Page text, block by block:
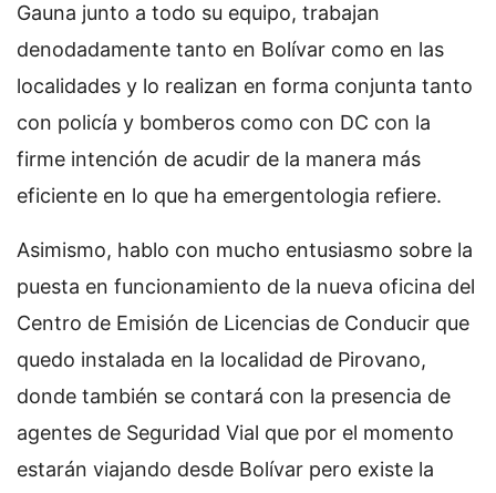
Gauna junto a todo su equipo, trabajan
denodadamente tanto en Bolívar como en las
localidades y lo realizan en forma conjunta tanto
con policía y bomberos como con DC con la
firme intención de acudir de la manera más
eficiente en lo que ha emergentologia refiere.
Asimismo, hablo con mucho entusiasmo sobre la
puesta en funcionamiento de la nueva oficina del
Centro de Emisión de Licencias de Conducir que
quedo instalada en la localidad de Pirovano,
donde también se contará con la presencia de
agentes de Seguridad Vial que por el momento
estarán viajando desde Bolívar pero existe la